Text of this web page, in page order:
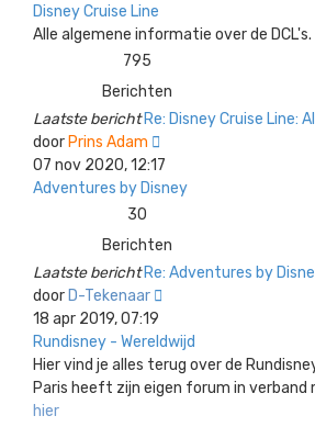
bericht
Disney Cruise Line
Alle algemene informatie over de DCL's.
795
Berichten
Laatste bericht Re: Disney Cruise Line:
door Prins Adam
laatste
bericht
07 nov 2020, 12:17
Adventures by Disney
30
Berichten
Laatste bericht Re: Adventures by
door D-Tekenaar
bericht
18 apr 2019, 07:19
Rundisney - Wereldwijd
Hier vind je alles terug over de
Paris heeft zijn eigen forum in verband
hier